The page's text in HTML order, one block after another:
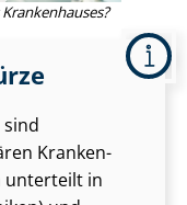
sind
Kran­ken­
unterteilt in